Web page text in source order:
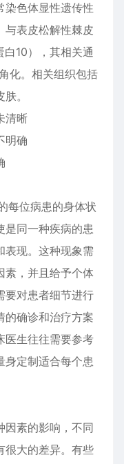
染色体显性遗传性
与表皮松解性棘皮
10），其相关通
化。相关组织包括
。
清晰
明确
位病患的身体状
是同一种疾病的患
表现。这种现象需
素，并且给予个体
要对患者细节进行
的确诊和治疗方案
医生往往需要参考
身定制适合每个患
因素的影响，不同
很大的差异。有些